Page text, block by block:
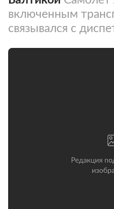
включенным
связывался с